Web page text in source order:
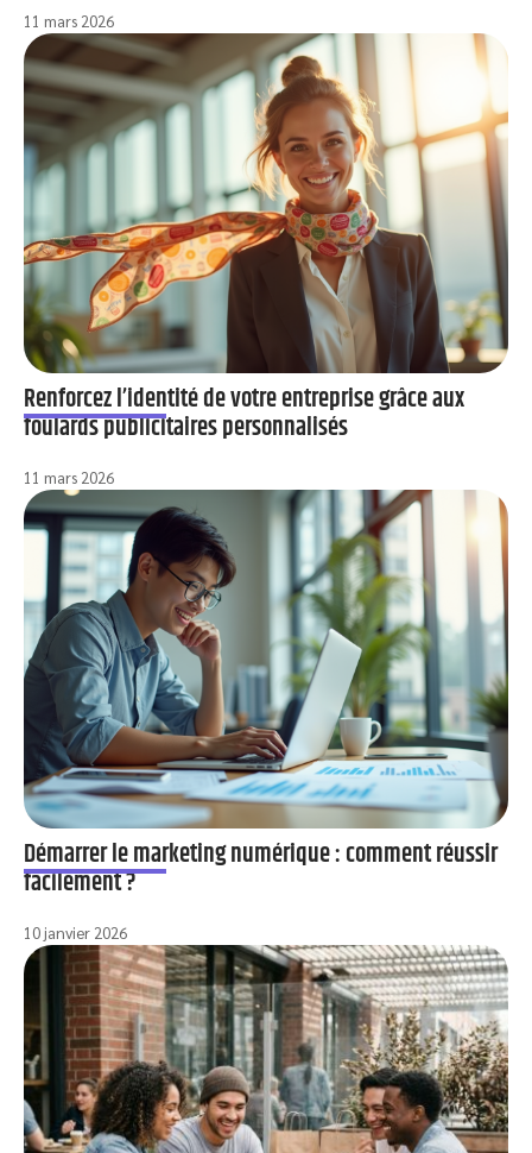
11 mars 2026
Renforcez l’identité de votre entreprise grâce aux
foulards publicitaires personnalisés
11 mars 2026
Démarrer le marketing numérique : comment réussir
facilement ?
10 janvier 2026